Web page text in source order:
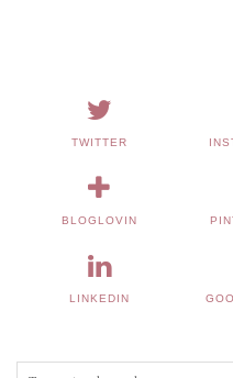
TWITTER
BLOGLOVIN
LINKEDIN